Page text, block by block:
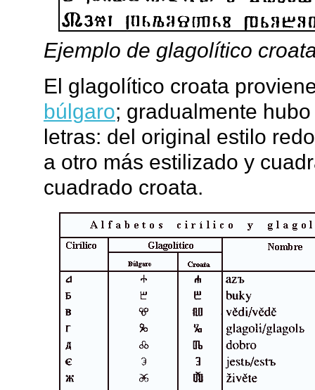
Ejemplo de glagolítico
El glagolítico croata
búlgaro; gradualmente
letras: del original estilo
a otro más estilizado y
cuadrado croata.